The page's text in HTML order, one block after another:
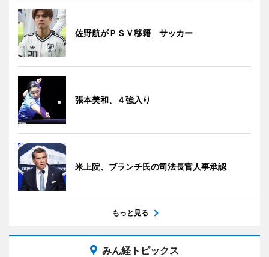
佐野航がＰＳＶ移籍 サッカー
張本美和、４強入り
米上院、ブランチ氏の司法長官人事承認
もっと見る
みん経トピックス